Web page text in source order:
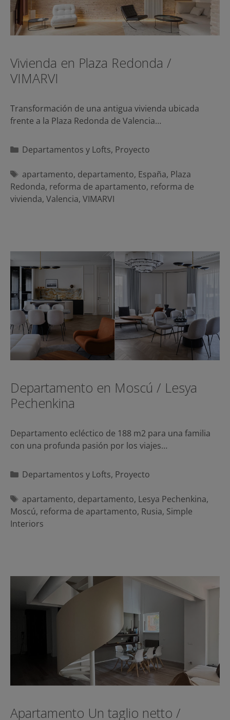
Vivienda en Plaza Redonda /
VIMARVI
Transformación de una antigua vivienda ubicada
frente a la Plaza Redonda de Valencia…
Categorías
Departamentos y Lofts, Proyecto
Etiquetas
apartamento, departamento, España, Plaza
Redonda, reforma de apartamento, reforma de
vivienda, Valencia, VIMARVI
Departamento en Moscú / Lesya
Pechenkina
Departamento ecléctico de 188 m2 para una familia
con una profunda pasión por los viajes…
Categorías
Departamentos y Lofts, Proyecto
Etiquetas
apartamento, departamento, Lesya Pechenkina,
Moscú, reforma de apartamento, Rusia, Simple
Interiors
Apartamento Un taglio netto /